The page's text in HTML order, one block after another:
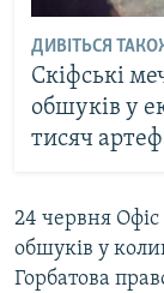
ДИВІТЬСЯ
Скіфські
обшуків у
тисяч
24 червня
обшуків у
Горбатова